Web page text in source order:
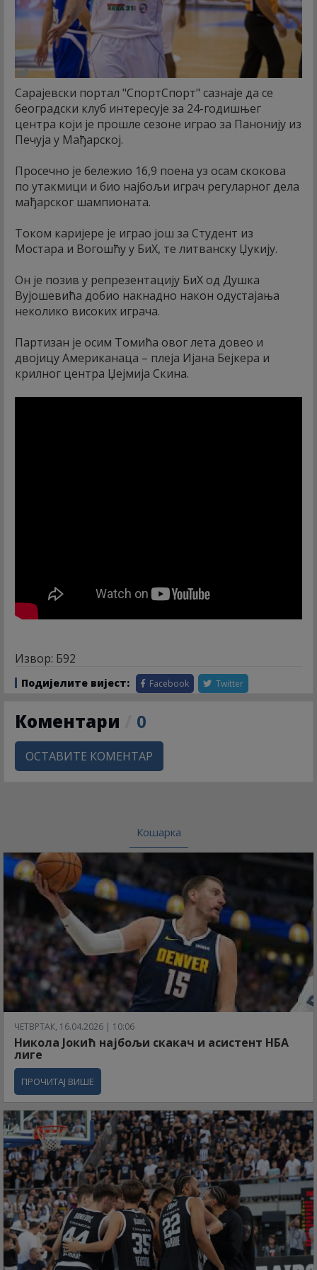
Сарајевски портал "СпортСпорт" сазнаје да се
београдски клуб интересује за 24-годишњег
центра који је прошле сезоне играо за Панонију из
Печуја у Мађарској.
Просечно је бележио 16,9 поена уз осам скокова
по утакмици и био најбољи играч регуларног дела
мађарског шампионата.
Током каријере је играо још за Студент из
Мостара и Вогошћу у БиХ, те литванску Џукију.
Он је позив у репрезентацију БиХ од Душка
Вујошевића добио накнадно након одустајања
неколико високих играча.
Партизан је осим Томића овог лета довео и
двојицу Американаца – плеја Ијана Бејкера и
крилног центра Џејмија Скина.
Извор: Б92
Подијелите вијест: Facebook Twitter
Коментари 0
ОСТАВИТЕ КОМЕНТАР
Кошарка
ЧЕТВРТАК, 16.04.2026 | 10:06
Никола Јокић најбољи скакач и асистент НБА
лиге
ПРОЧИТАЈ ВИШЕ